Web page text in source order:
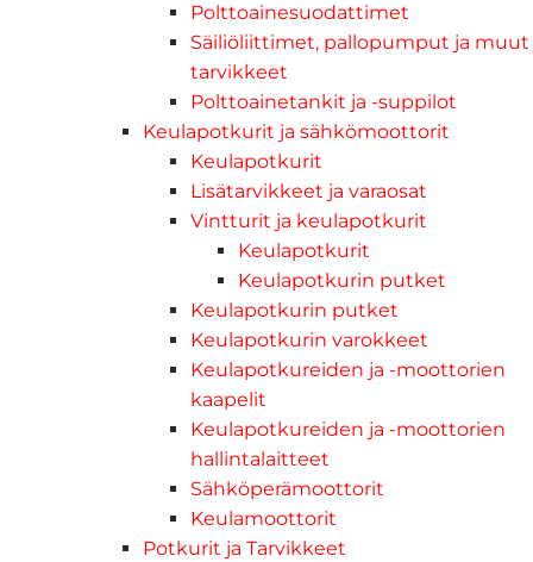
Polttoainesuodattimet
Säiliöliittimet, pallopumput ja muut
tarvikkeet
Polttoainetankit ja -suppilot
Keulapotkurit ja sähkömoottorit
Keulapotkurit
Lisätarvikkeet ja varaosat
Vintturit ja keulapotkurit
Keulapotkurit
Keulapotkurin putket
Keulapotkurin putket
Keulapotkurin varokkeet
Keulapotkureiden ja -moottorien
kaapelit
Keulapotkureiden ja -moottorien
hallintalaitteet
Sähköperämoottorit
Keulamoottorit
Potkurit ja Tarvikkeet